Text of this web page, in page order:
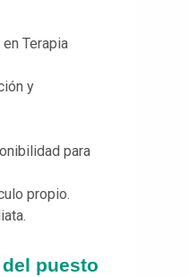
Terapia
y
para
propio.
puesto